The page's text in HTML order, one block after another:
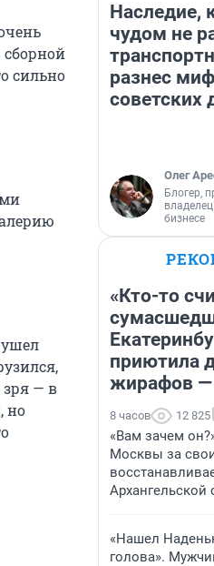
сильно
зря — в
но
Наследие,
чудом не
разнес
советских
Олег
Блогер,
бизнесе
«Кто-то
приютила
жирафов —
8 часов 12 825
«Вам зачем
Москвы за
Архангельской
«Нашел
голова».